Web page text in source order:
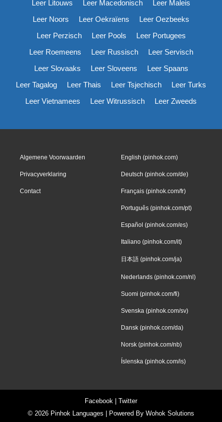
Leer Litouws
Leer Macedonisch
Leer Maleis
Leer Noors
Leer Oekraïens
Leer Oezbeeks
Leer Perzisch
Leer Pools
Leer Portugees
Leer Roemeens
Leer Russisch
Leer Servisch
Leer Slovaaks
Leer Sloveens
Leer Spaans
Leer Tagalog
Leer Thais Leer Tsjechisch
Leer Turks
Leer Vietnamees
Leer Witrussisch Leer Zweeds
Algemene Voorwaarden
Privacyverklaring
Contact
English (pinhok.com)
Deutsch (pinhok.com/de)
Français (pinhok.com/fr)
Português (pinhok.com/pt)
Español (pinhok.com/es)
Italiano (pinhok.com/it)
日本語 (pinhok.com/ja)
Nederlands (pinhok.com/nl)
Suomi (pinhok.com/fi)
Svenska (pinhok.com/sv)
Dansk (pinhok.com/da)
Norsk (pinhok.com/nb)
Íslenska (pinhok.com/is)
Facebook
Twitter
© 2026 Pinhok Languages | Powered By Wohok Solutions